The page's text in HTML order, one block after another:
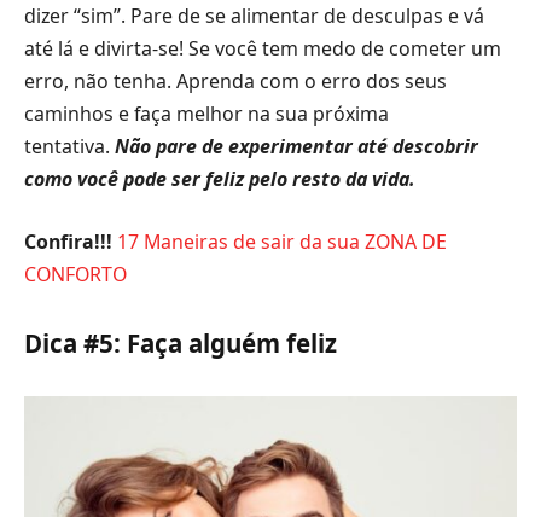
dizer “sim”. Pare de se alimentar de desculpas e vá
até lá e divirta-se! Se você tem medo de cometer um
erro, não tenha. Aprenda com o erro dos seus
caminhos e faça melhor na sua próxima
tentativa. Não pare de experimentar até descobrir
como você pode ser feliz pelo resto da vida.
Confira!!! 17 Maneiras de sair da sua ZONA DE
CONFORTO
Dica #5: Faça alguém feliz